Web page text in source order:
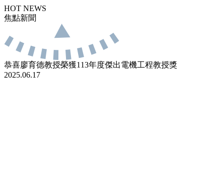
HOT NEWS
焦點新聞
恭喜廖育德教授榮獲113年度傑出電機工程教授獎
2025.06.17